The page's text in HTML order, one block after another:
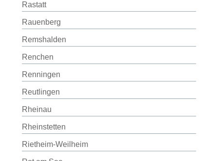
Rastatt
Rauenberg
Remshalden
Renchen
Renningen
Reutlingen
Rheinau
Rheinstetten
Rietheim-Weilheim